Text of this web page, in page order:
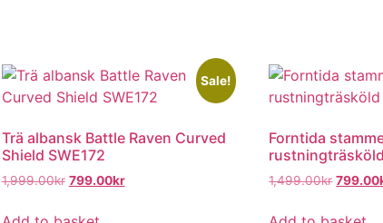
Sale!
Trä albansk Battle Raven Curved
Shield SWE172
1,999.00kr 799.00kr
Forntida
1,499.00kr 799.00